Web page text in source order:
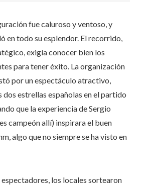
fue caluroso y ventoso, y
en todo su esplendor. El recorrido,
exigía conocer bien los
para tener éxito. La organización
por un espectáculo atractivo,
dos estrellas españolas en el partido
que la experiencia de Sergio
campeón allí) inspirara el buen
algo que no siempre se ha visto en
los locales sortearon